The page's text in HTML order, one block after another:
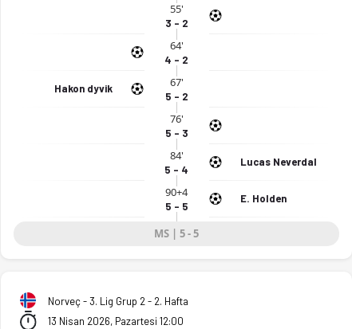
55'
3 - 2
64'
4 - 2
Hakon dyvik 67'
5 - 2
76'
5 - 3
84'
5 - 4
Lucas Neverdal
90+4
5 - 5
E. Holden
MS | 5 - 5
Norveç - 3. Lig Grup 2 - 2. Hafta
13 Nisan 2026, Pazartesi 12:00